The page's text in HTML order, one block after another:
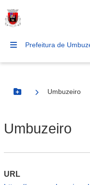
Prefeitura de
Botão Menu
Umbuzeiro
Umbuzeiro
URL